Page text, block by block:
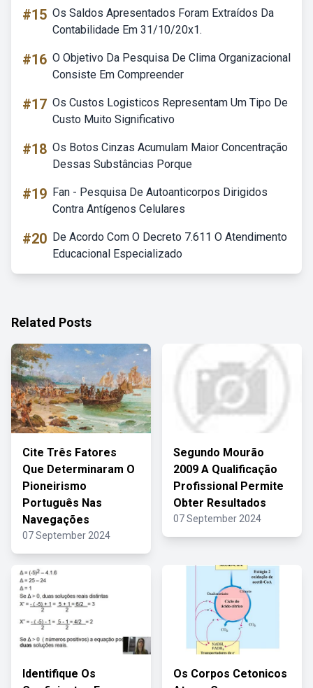
#15 Os Saldos Apresentados Foram Extraídos Da
Contabilidade Em 31/10/20x1.
#16 O Objetivo Da Pesquisa De Clima Organizacional
Consiste Em Compreender
#17 Os Custos Logisticos Representam Um Tipo De
Custo Muito Significativo
#18 Os Botos Cinzas Acumulam Maior Concentração
Dessas Substâncias Porque
#19 Fan - Pesquisa De Autoanticorpos Dirigidos
Contra Antígenos Celulares
#20 De Acordo Com O Decreto 7.611 O Atendimento
Educacional Especializado
Related Posts
Cite Três Fatores
Que Determinaram O
Pioneirismo
Português Nas
Navegações
07 September 2024
Segundo Mourão
2009 A Qualificação
Profissional Permite
Obter Resultados
07 September 2024
Identifique Os
Os Corpos Cetonicos